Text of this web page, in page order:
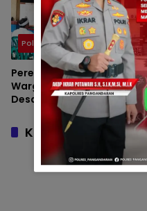
Polsek Kalipucang
Pererat Sinergitas dengan
Warga, Bhabinkamtibmas
Desa Kalipucang Ikuti
Rangkaian Milangkala
Desa ke-198
Komentar